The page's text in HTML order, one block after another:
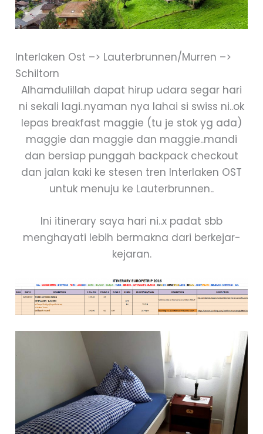
Interlaken Ost –> Lauterbrunnen/Murren –>
Schiltorn
Alhamdulillah dapat hirup udara segar hari
ni sekali lagi..nyaman nya lahai si swiss ni..ok
lepas breakfast maggie (tu je stok yg ada)
maggie dan maggie dan maggie..mandi
dan bersiap punggah backpack checkout
dan jalan kaki ke stesen tren Interlaken OST
untuk menuju ke Lauterbrunnen..
Ini itinerary saya hari ni..x padat sbb
menghayati lebih bermakna dari berkejar-
kejaran.